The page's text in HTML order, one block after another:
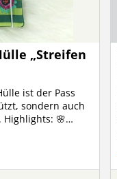
„Streifen
ist der Pass
sondern auch
daher ist das
Card 🌸
🌸